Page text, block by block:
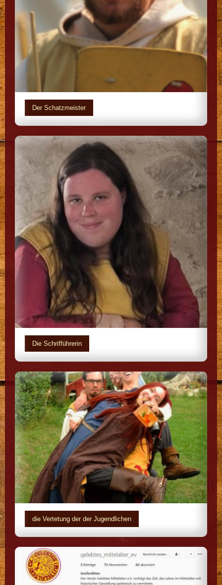
Der Schatzmeister
Die Schrifführerin
die Vertetung der der Jugendlichen